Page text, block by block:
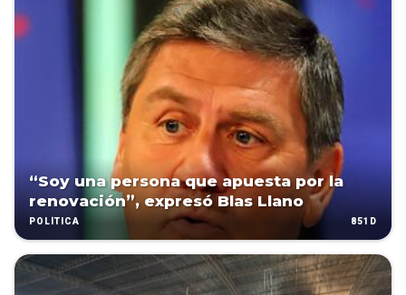
“Soy una persona que apuesta por la
renovación”, expresó Blas Llano
POLÍTICA 851D